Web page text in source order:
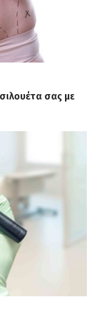
σας με